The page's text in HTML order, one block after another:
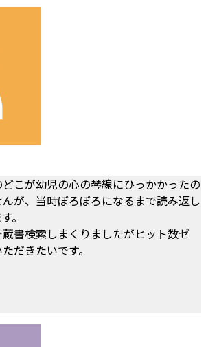
こが幼児の心の琴線にひっかかったの
が、当時ぼろぼろになるまで読み返し
。
書検索しまくりましたがヒット数ゼ
だきたいです。